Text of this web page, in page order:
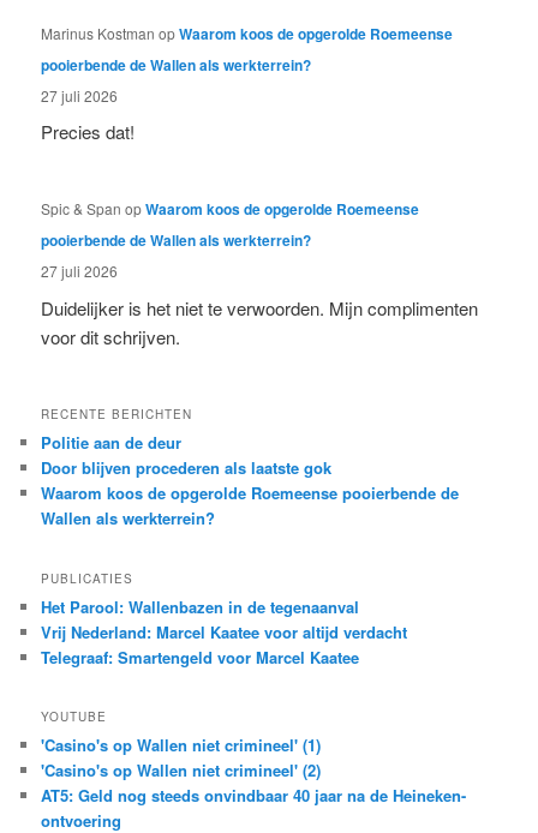
Marinus Kostman opWaarom koos de opgerolde Roemeense
pooierbende de Wallen als werkterrein?
27 juli 2026
Precies dat!
Spic & Span opWaarom koos de opgerolde Roemeense
pooierbende de Wallen als werkterrein?
27 juli 2026
Duidelijker is het niet te verwoorden. Mijn complimenten
voor dit schrijven.
RECENTE BERICHTEN
Politie aan de deur
Door blijven procederen als laatste gok
Waarom koos de opgerolde Roemeense pooierbende de
Wallen als werkterrein?
PUBLICATIES
Het Parool: Wallenbazen in de tegenaanval
Vrij Nederland: Marcel Kaatee voor altijd verdacht
Telegraaf: Smartengeld voor Marcel Kaatee
YOUTUBE
'Casino's op Wallen niet crimineel' (1)
'Casino's op Wallen niet crimineel' (2)
AT5: Geld nog steeds onvindbaar 40 jaar na de Heineken-
ontvoering